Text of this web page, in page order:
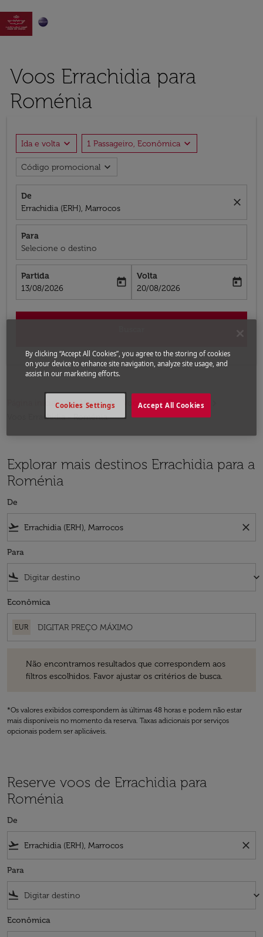

Voos Errachidia para
Roménia
Ida e volta expand_more 1 Passageiro, Econômica expand_more
Código promocional expand_more
De
Errachidia (ERH), Marrocos
close
Para
Selecione o destino
Partida
fc-booking-departure-date-aria-label
13/08/2026
today
Volta
fc-booking-return-date-aria-label
20/08/2026
today
Página inicial Voos
Voos para a Roménia
Voos Errachidia - Roménia
Explorar mais destinos Errachidia para a
Roménia
De
flight_takeoff close
Para
flight_land keyboard_arrow_down
Econômica
EUR
Não encontramos resultados que correspondem aos
filtros escolhidos. Favor ajustar os critérios de busca.
*Os valores exibidos correspondem às últimas 48 horas e podem não estar
mais disponíveis no momento da reserva. Taxas adicionais por serviços
opcionais podem ser aplicáveis.
Reserve voos de Errachidia para
Roménia
De
flight_takeoff close
Para
flight_land keyboard_arrow_down
Econômica
By clicking “Accept All Cookies”, you agree to the storing of cookies
on your device to enhance site navigation, analyze site usage, and
assist in our marketing efforts.
Accept All Cookies
Cookies Settings